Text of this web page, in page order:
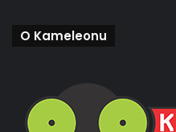
O Kameleonu